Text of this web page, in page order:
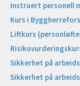
Instruert personell
Kurs i
Liftkurs
Sikkerhet på
Sikkerhet på